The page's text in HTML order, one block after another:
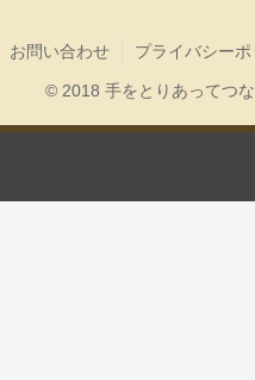
お問い合わせ プライバシーポ
© 2018 手をとりあってつな